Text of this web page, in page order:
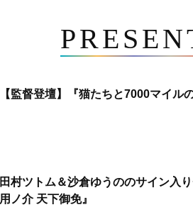
【監督登壇】『猫たちと7000マイル
田村ツトム＆沙倉ゆうののサイン入
用ノ介 天下御免』